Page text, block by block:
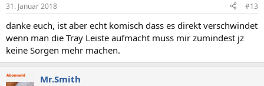
31. Januar 2018 #13
danke euch, ist aber echt komisch dass es direkt verschwindet
wenn man die Tray Leiste aufmacht muss mir zumindest jz
keine Sorgen mehr machen.
Mr.Smith